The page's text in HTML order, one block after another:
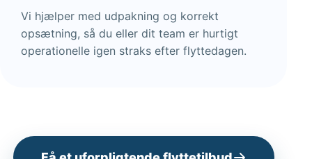
Vi hjælper med udpakning og korrekt
opsætning, så du eller dit team er hurtigt
operationelle igen straks efter flyttedagen.